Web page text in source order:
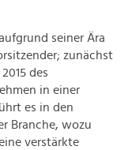
seiner Ära
zunächst
des
in einer
es in den
Branche, wozu
verstärkte